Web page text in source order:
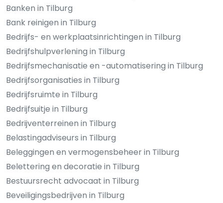
Banken in Tilburg
Bank reinigen in Tilburg
Bedrijfs- en werkplaatsinrichtingen in Tilburg
Bedrijfshulpverlening in Tilburg
Bedrijfsmechanisatie en -automatisering in Tilburg
Bedrijfsorganisaties in Tilburg
Bedrijfsruimte in Tilburg
Bedrijfsuitje in Tilburg
Bedrijventerreinen in Tilburg
Belastingadviseurs in Tilburg
Beleggingen en vermogensbeheer in Tilburg
Belettering en decoratie in Tilburg
Bestuursrecht advocaat in Tilburg
Beveiligingsbedrijven in Tilburg